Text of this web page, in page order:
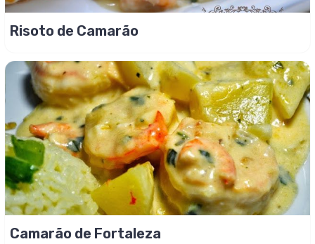
Risoto de Camarão
Camarão de Fortaleza